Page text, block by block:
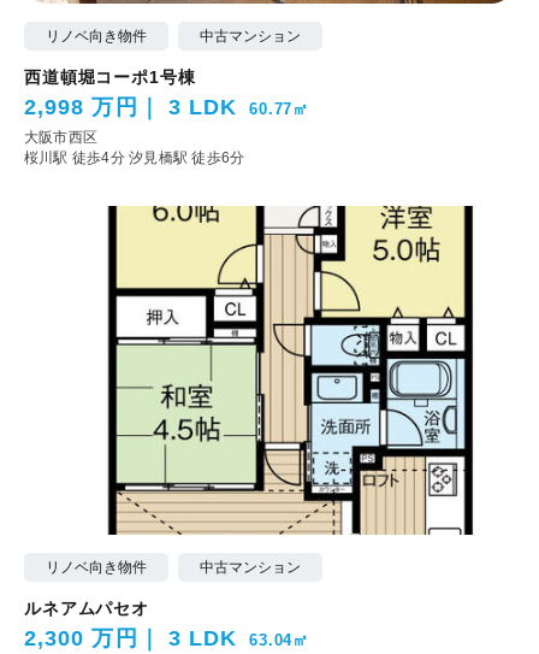
リノベ向き物件 中古マンション
西道頓堀コーポ1号棟
2,998 万円 3 LDK 60.77㎡
大阪市西区
桜川駅 徒歩4分汐見橋駅 徒歩6分
リノベ向き物件 中古マンション
ルネアムパセオ
2,300 万円 3 LDK 63.04㎡